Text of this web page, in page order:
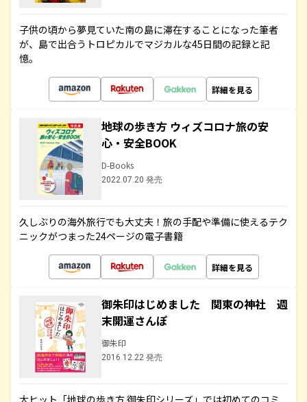
子供の頃から夢見ていた南の島に滞在することになった筆者
が、島で出合うトロピカルでマジカルな45日間の記録と記
憶。
詳細を見る
地球の歩き方 ウィズコロナ旅の安
心・安全BOOK
D-Books
2022.07.20 発売
久しぶりの海外旅行でも大丈夫！旅の手配や準備に使えるテク
ニックがつまった24ページの電子書籍
詳細を見る
御朱印はじめました 関東の神社 週
末開運さんぽ
御朱印
2016.12.22 発売
大ヒット「地球の歩き方 御朱印シリーズ」では初めてのコミ